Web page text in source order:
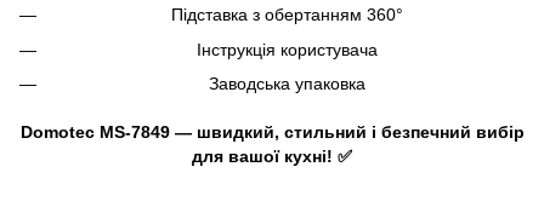
Підставка з обертанням 360°
Інструкція користувача
Заводська упаковка
Domotec MS-7849 — швидкий, стильний і безпечний вибір
для вашої кухні! ✅